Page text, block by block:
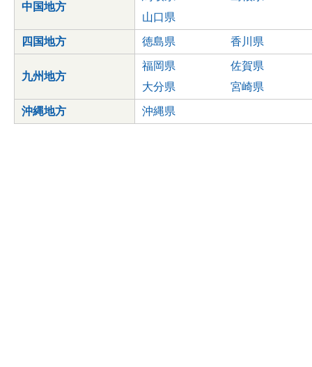
中国地方
山口県
四国地方 徳島県 香川県
九州地方
福岡県
佐賀県
大分県
宮崎県
沖縄地方 沖縄県